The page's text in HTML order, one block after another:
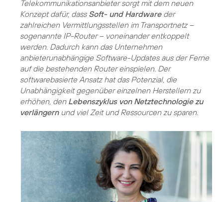
Telekommunikationsanbieter sorgt mit dem neuen
Konzept dafür, dass Soft- und Hardwareder
zahlreichen Vermittlungsstellen im Transportnetz –
sogenannte IP-Router – voneinander entkoppelt
werden. Dadurch kann das Unternehmen
anbieterunabhängige Software-Updates aus der Ferne
auf die bestehenden Router einspielen. Der
softwarebasierte Ansatz hat das Potenzial, die
Unabhängigkeit gegenüber einzelnen Herstellern zu
erhöhen, den Lebenszyklus von Netztechnologie zu
verlängernund viel Zeit und Ressourcen zu sparen.